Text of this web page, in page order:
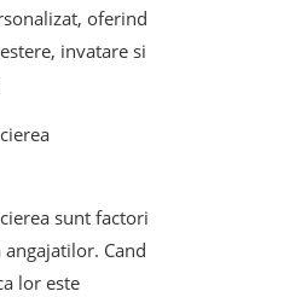
oferind
invatare si
sunt factori
Cand
lor este